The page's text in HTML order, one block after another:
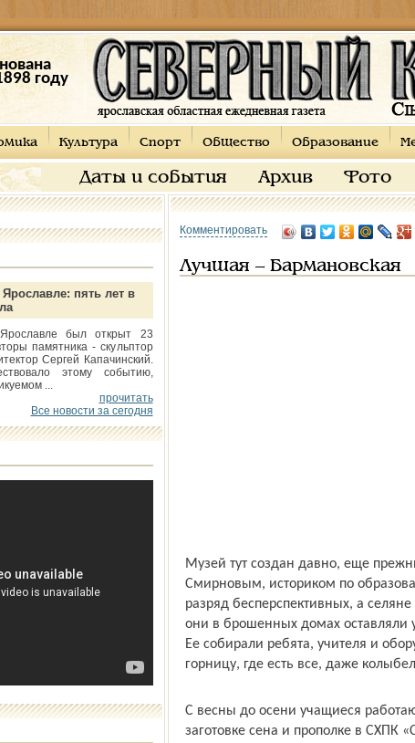
году
Культура Спорт Общество Образование
Даты и события Архив Фото
пять лет в
был открыт 23
памятника - скульптор
Сергей Капачинский.
этому событию,
...
прочитать
Все новости за сегодня
Комментировать
Лучшая – Бармановская
Музей тут создан давно, еще
Смирновым, историком по
разряд бесперспективных, а
они в брошенных домах
Ее собирали ребята, учителя и
горницу, где есть все, даже
С весны до осени учащиеся
заготовке сена и прополке в